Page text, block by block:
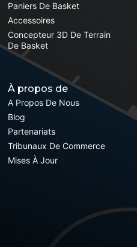
Paniers De Basket
Accessoires
Concepteur 3D De Terrain
De Basket
À propos de
A Propos De Nous
Blog
Partenariats
Tribunaux De Commerce
Mises À Jour